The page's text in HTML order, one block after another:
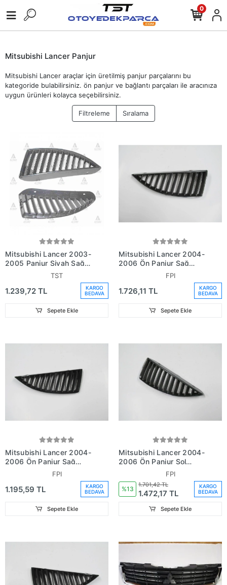
0
Mitsubishi Lancer Panjur
Mitsubishi Lancer araçlar için üretilmiş panjur parçalarını bu
kategoride bulabilirsiniz. ön panjur ve bağlantı parçaları ile aracınıza
uygun ürünleri kolayca seçebilirsiniz.
Filtreleme Sıralama
Mitsubishi Lancer 2003-
2005 Panjur Siyah Sağ
(Oem No: Mn161116)
TST
1.239,72 TL
KARGO
BEDAVA
Sepete Ekle
Mitsubishi Lancer 2004-
2006 Ön Panjur Sağ
Nikelaj Çıtalı (Fpı) (Oem
FPI
1.726,11 TL
KARGO
BEDAVA
Sepete Ekle
Mitsubishi Lancer 2004-
2006 Ön Panjur Sağ
Siyah (Fpı) (Oem No:
FPI
1.195,59 TL
KARGO
BEDAVA
Sepete Ekle
Mitsubishi Lancer 2004-
2006 Ön Panjur Sol
Nikelaj Çıtalı (Fpı) (Oem
No: Mn161113)
FPI
%13
1.701,42 TL
1.472,17 TL
KARGO
BEDAVA
Sepete Ekle